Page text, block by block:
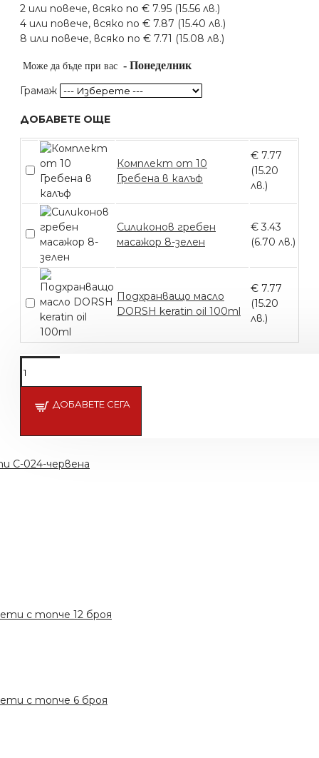
2 или повече, всяко по € 7.95 (15.56 лв.)
4 или повече, всяко по € 7.87 (15.40 лв.)
8 или повече, всяко по € 7.71 (15.08 лв.)
Може да бъде при вас - Понеделник
Грамаж
ДОБАВЕТЕ ОЩЕ
Комплект от 10
Гребена в калъф
€ 7.77
(15.20
лв.)
Силиконов гребен
масажор 8-зелен
€ 3.43
(6.70 лв.)
Подхранващо масло
DORSH keratin oil 100ml
€ 7.77
(15.20
лв.)
ДОБАВЕТЕ СЕГА
C-024-червена
с топче 12 броя
с топче 6 броя